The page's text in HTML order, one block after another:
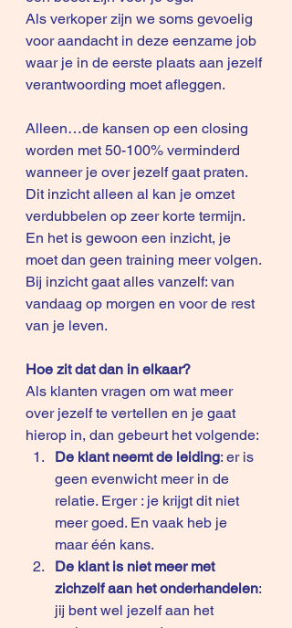
Als verkoper zijn we soms gevoelig
voor aandacht in deze eenzame job
waar je in de eerste plaats aan jezelf
verantwoording moet afleggen.
Alleen…de kansen op een closing
worden met 50-100% verminderd
wanneer je over jezelf gaat praten.
Dit inzicht alleen al kan je omzet
verdubbelen op zeer korte termijn.
En het is gewoon een inzicht, je
moet dan geen training meer volgen.
Bij inzicht gaat alles vanzelf: van
vandaag op morgen en voor de rest
van je leven.
Hoe zit dat dan in elkaar?
Als klanten vragen om wat meer
over jezelf te vertellen en je gaat
hierop in, dan gebeurt het volgende:
De klant neemt de leiding: er is
geen evenwicht meer in de
relatie. Erger : je krijgt dit niet
meer goed. En vaak heb je
maar één kans.
De klant is niet meer met
zichzelf aan het onderhandelen:
jij bent wel jezelf aan het